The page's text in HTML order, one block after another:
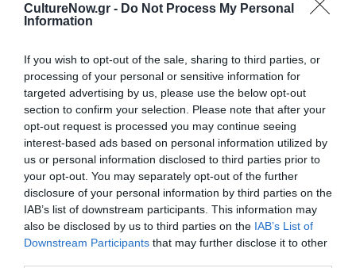
CultureNow.gr - Do Not Process My Personal
Information
If you wish to opt-out of the sale, sharing to third parties, or
processing of your personal or sensitive information for
targeted advertising by us, please use the below opt-out
section to confirm your selection. Please note that after your
opt-out request is processed you may continue seeing
interest-based ads based on personal information utilized by
us or personal information disclosed to third parties prior to
your opt-out. You may separately opt-out of the further
disclosure of your personal information by third parties on the
IAB’s list of downstream participants. This information may
also be disclosed by us to third parties on the IAB’s List of
Downstream Participants that may further disclose it to other
Tags
Newsletter
Κάθε βδομάδα στο e-mail σας τα τελευταία νέα για
την Τέχνη και τον Πολιτισμό!
Ακολουθήστε το Culturenow.gr